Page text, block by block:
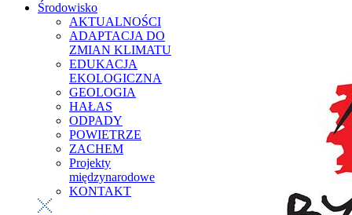
Środowisko
AKTUALNOŚCI
ADAPTACJA DO
ZMIAN KLIMATU
EDUKACJA
EKOLOGICZNA
GEOLOGIA
HAŁAS
ODPADY
POWIETRZE
ZACHEM
Projekty
międzynarodowe
KONTAKT